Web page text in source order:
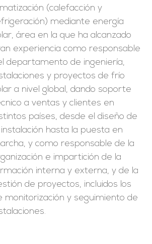
(calefacción y
mediante energía
área en la que ha alcanzado
experiencia como responsable
departamento de ingeniería,
y proyectos de frío
a nivel global, dando soporte
a ventas y clientes en
países, desde el diseño de
instalación hasta la puesta en
y como responsable de la
e impartición de la
interna y externa, y de la
de proyectos, incluidos los
monitorización y seguimiento de